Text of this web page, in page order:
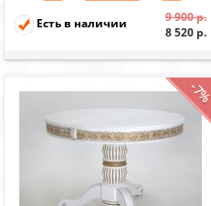
Есть в наличии
9 900 р.
8 520 р.
-7%